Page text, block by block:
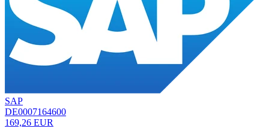
SAP
DE0007164600
169,26 EUR